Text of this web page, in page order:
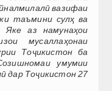
вазифаи
таъмини сулҳ ва
аз намунаҳои
мусаллаҳонаи
Тоҷикистон ба
умумии
дар Тоҷикистон 27